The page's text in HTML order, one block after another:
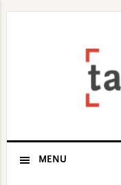
MENU